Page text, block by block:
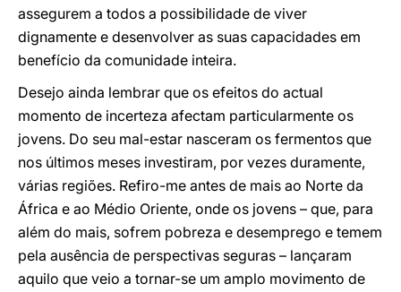
assegurem a todos a possibilidade de viver
dignamente e desenvolver as suas capacidades em
benefício da comunidade inteira.
Desejo ainda lembrar que os efeitos do actual
momento de incerteza afectam particularmente os
jovens. Do seu mal-estar nasceram os fermentos que
nos últimos meses investiram, por vezes duramente,
várias regiões. Refiro-me antes de mais ao Norte da
África e ao Médio Oriente, onde os jovens – que, para
além do mais, sofrem pobreza e desemprego e temem
pela ausência de perspectivas seguras – lançaram
aquilo que veio a tornar-se um amplo movimento de